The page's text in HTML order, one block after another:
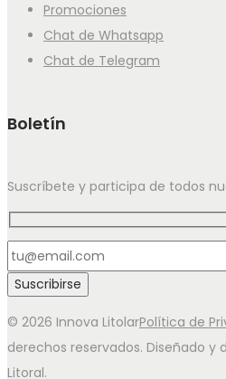
Promociones
Chat de Whatsapp
Chat de Telegram
Boletín
Suscríbete y participa de todos
© 2026 Innova LitolarPolítica de
derechos reservados. Diseñado y
Litoral.